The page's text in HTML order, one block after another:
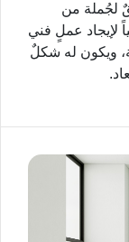
لجُملة من
لإيجاد عملٍ فني
ويكون له شكلٌ